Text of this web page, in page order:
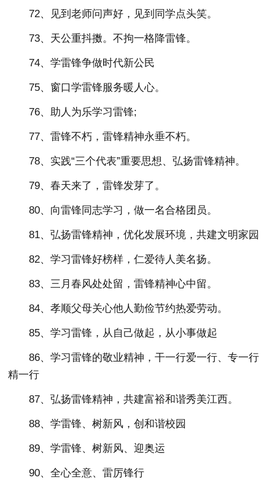
72、见到老师问声好，见到同学点头笑。
73、天公重抖擞。不拘一格降雷锋。
74、学雷锋争做时代新公民
75、窗口学雷锋服务暖人心。
76、助人为乐学习雷锋;
77、雷锋不朽，雷锋精神永垂不朽。
78、实践“三个代表”重要思想、弘扬雷锋精神。
79、春天来了，雷锋发芽了。
80、向雷锋同志学习，做一名合格团员。
81、弘扬雷锋精神，优化发展环境，共建文明家园
82、学习雷锋好榜样，仁爱待人美名扬。
83、三月春风处处留，雷锋精神心中留。
84、孝顺父母关心他人勤俭节约热爱劳动。
85、学习雷锋，从自己做起，从小事做起
86、学习雷锋的敬业精神，干一行爱一行、专一行
精一行
87、弘扬雷锋精神，共建富裕和谐秀美江西。
88、学雷锋、树新风，创和谐校园
89、学雷锋、树新风、迎奥运
90、全心全意、雷厉锋行